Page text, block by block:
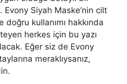
Evony Siyah Maske’nin cilt
kullanımı hakkında
herkes için bu yazı
Eğer siz de Evony
meraklıysanız,